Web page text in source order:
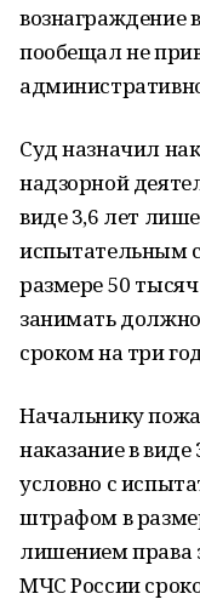
вознаграждение
пообещал не
Суд назначил
надзорной
виде 3,6 лет
испытательным
размере 50
занимать
сроком на три
Начальнику
наказание в
условно с
штрафом в
лишением права
МЧС России